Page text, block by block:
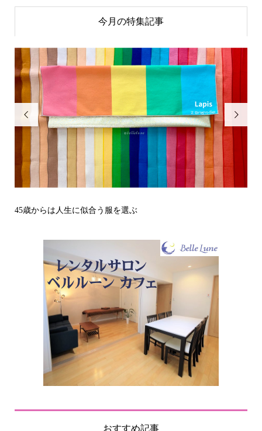
今月の特集記事

その立場で信頼される見た目にするには？〜予告編〜

おすすめ記事